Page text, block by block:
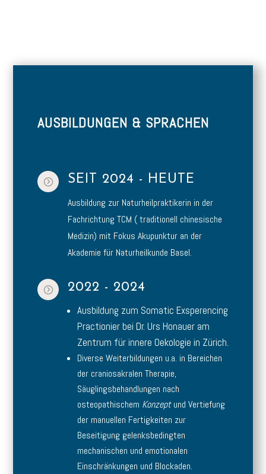
AUSBILDUNGEN & SPRACHEN
= SEIT 2024 - HEUTE
Ausbildung zur Naturheilpraktikerin in der
Fachrichtung TCM ( traditionell chinesische
Medizin) mit Fokus Akupunktur an der
Akademie für Naturheilkunde Basel.
= 2022 - 2024
Ausbildung zum Somatic Exsperencing
Practionier bei Dr. Urs Honauer am
Zentrum für innere Oekologie in Zürich.
Diverse Weiterbildungen u.a. in Bereichen
der craniosakralen Therapie,
Säuglingsbehandlungen nach
osteopathischem Konzeptund Vertiefung
der manuellen Fertigkeiten zur
Beseitigung gelenksbedingten
mechanischen und emotionalen
Einschränkungen und Blockaden.